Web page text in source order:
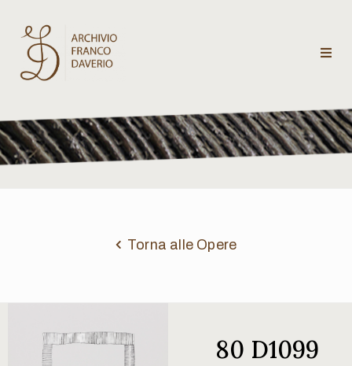
Archivio
Franco
Daverio
critici
Contatti
Torna alle Opere
80 D1099